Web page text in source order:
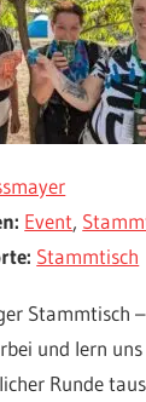
Event,
Stammtisch
Stammtisch
und lern
Runde